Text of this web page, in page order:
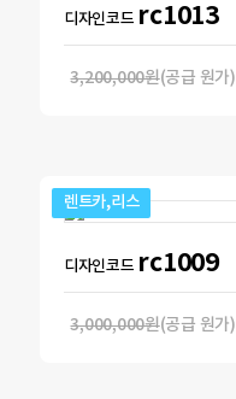
디자인코드 rc1013
3,200,000원(공급 원가)
렌트카,리스
디자인코드 rc1009
3,000,000원(공급 원가)